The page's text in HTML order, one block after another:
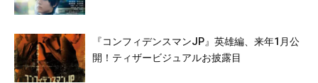
『コンフィデンスマンJP』英雄編、来年1月公
開！ティザービジュアルお披露目